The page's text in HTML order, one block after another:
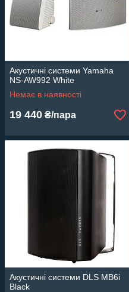
Акустичні системи Yamaha
NS-AW992 White
Немає в наявності
19 440 ₴/пара
Акустичні системи DLS MB6i
Black